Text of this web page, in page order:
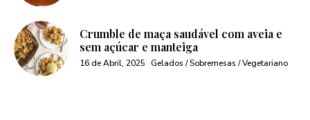
Crumble de maça saudável com aveia e
sem açúcar e manteiga
16 de Abril, 2025 Gelados / Sobremesas / Vegetariano